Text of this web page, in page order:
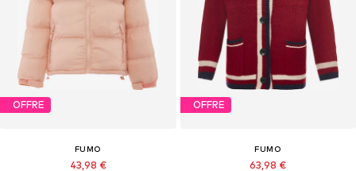
OFFRE
FUMO
43,98 €
OFFRE
FUMO
63,98 €